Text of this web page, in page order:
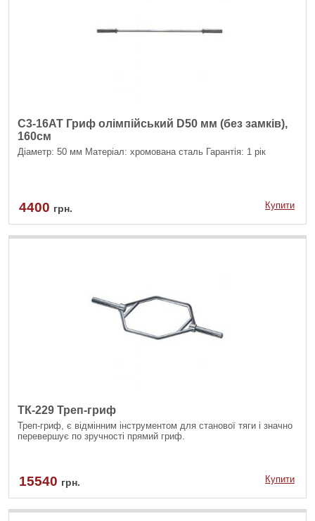
С3-16АТ Гриф олімпійський D50 мм (без замків),
160см
Діаметр: 50 мм Матеріал: хромована сталь Гарантія: 1 рік
4400 грн. Купити
ТК-229 Треп-гриф
Треп-гриф, є відмінним інструментом для станової тяги і значно
перевершує по зручності прямий гриф.
15540 грн. Купити